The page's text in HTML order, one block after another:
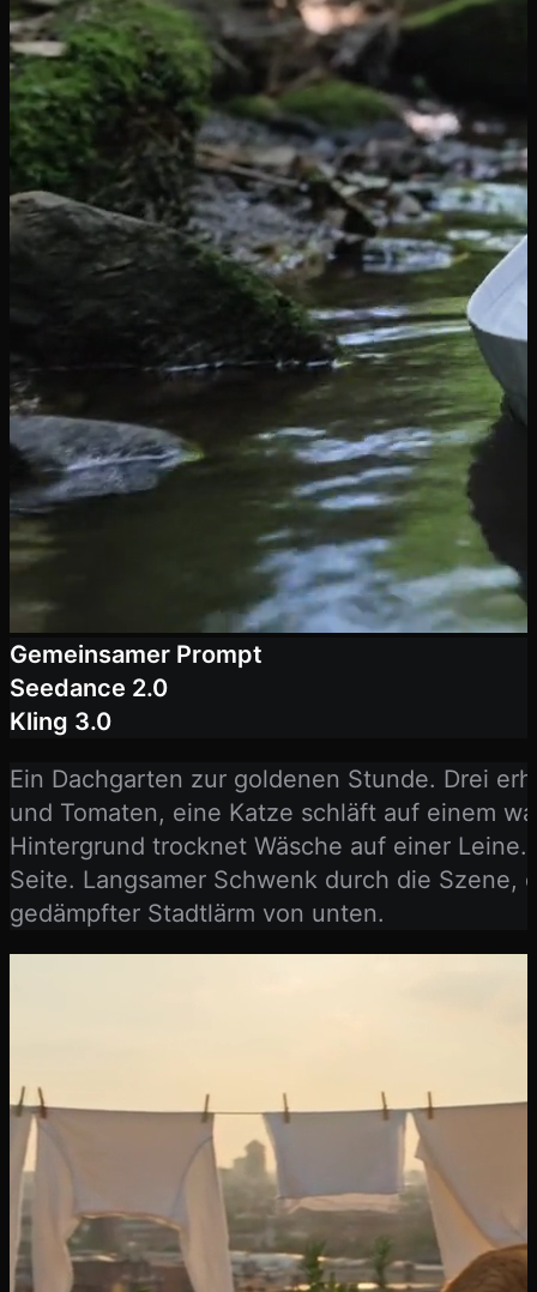
Gemeinsamer Prompt
Seedance 2.0
Kling 3.0
Ein Dachgarten zur goldenen Stunde. Drei
und Tomaten, eine Katze schläft auf einem
Hintergrund trocknet Wäsche auf einer
Seite. Langsamer Schwenk durch die Szene,
gedämpfter Stadtlärm von unten.